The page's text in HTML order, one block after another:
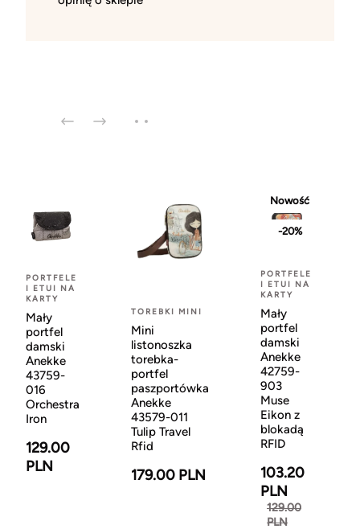
PORTFELE
I ETUI NA
KARTY
Mały
portfel
damski
Anekke
43759-
016
Orchestra
Iron
129.00
PLN
TOREBKI MINI
Mini
listonoszka
torebka-
portfel
paszportówka
Anekke
43579-011
Tulip Travel
Rfid
179.00 PLN
Nowość
-20%
PORTFELE
I ETUI NA
KARTY
Mały
portfel
damski
Anekke
42759-
903
Muse
Eikon z
blokadą
RFID
103.20
PLN
129.00
PLN